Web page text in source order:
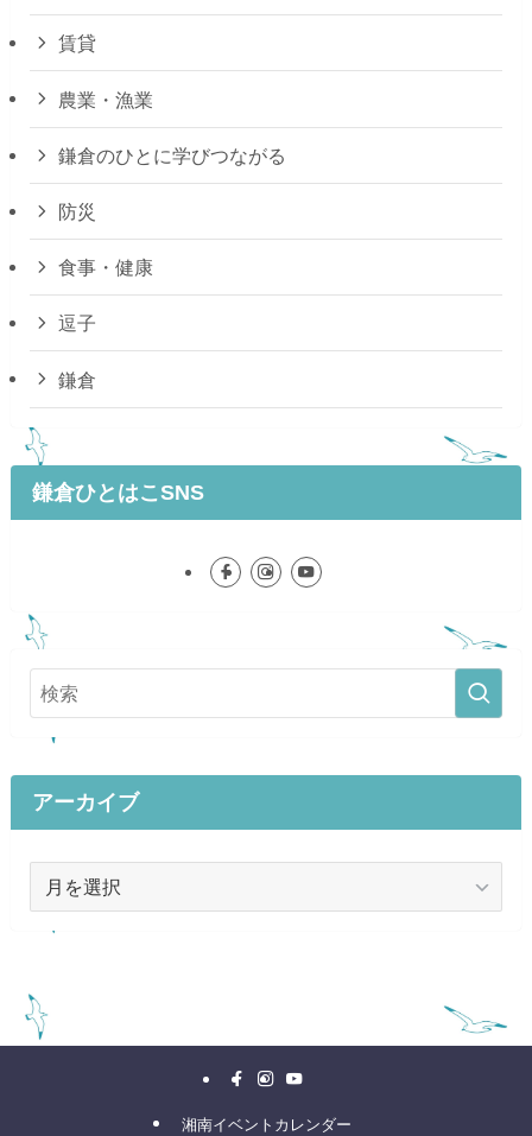
賃貸
農業・漁業
鎌倉のひとに学びつながる
防災
食事・健康
逗子
鎌倉
鎌倉ひとはこSNS
アーカイブ
ブ
湘南イベントカレンダー